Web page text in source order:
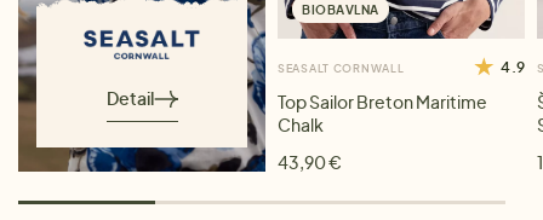
Detail
BIOBAVLNA
SEASALT CORNWALL 4.9
Top Sailor Breton Maritime
Chalk
43,90 €